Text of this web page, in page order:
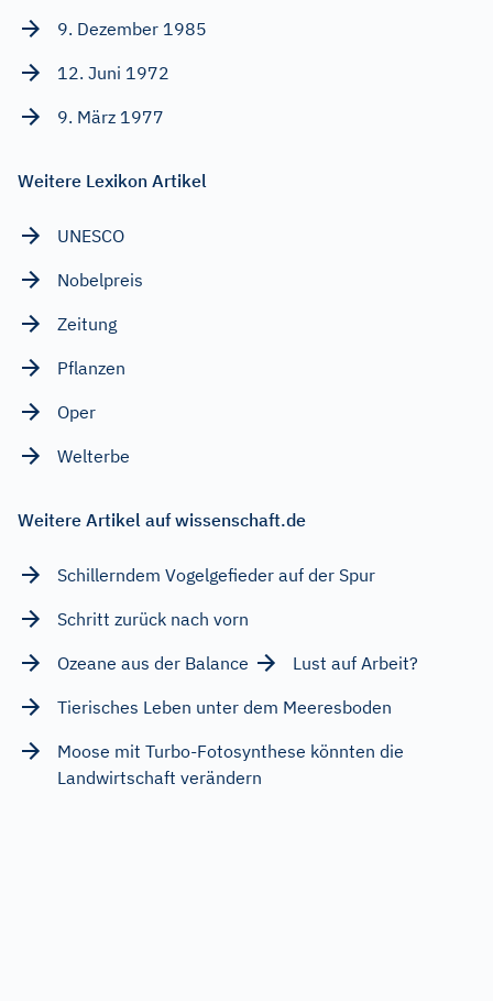
9. Dezember 1985
12. Juni 1972
9. März 1977
Weitere Lexikon Artikel
UNESCO
Nobelpreis
Zeitung
Pflanzen
Oper
Welterbe
Weitere Artikel auf wissenschaft.de
Schillerndem Vogelgefieder auf der Spur
Schritt zurück nach vorn
Ozeane aus der Balance
Lust auf Arbeit?
Tierisches Leben unter dem Meeresboden
Moose mit Turbo-Fotosynthese könnten die
Landwirtschaft verändern